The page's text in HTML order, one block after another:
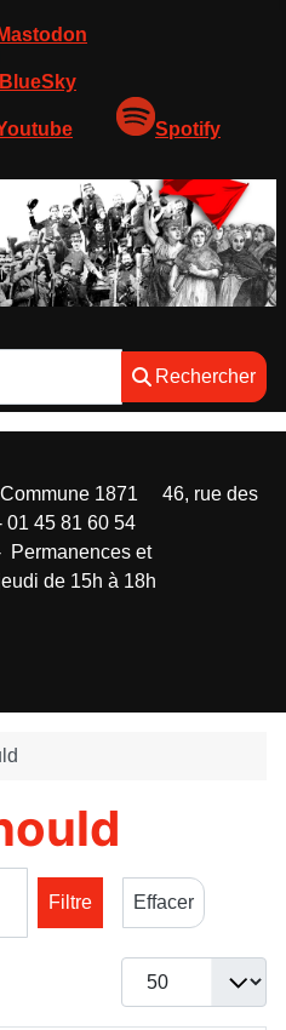
Mastodon
BlueSky
Spotify
Rechercher
Filtre
Effacer
Afficher #
Commune 1871 46, rue des
01 45 81 60 54
Permanences et
de 15h à 18h